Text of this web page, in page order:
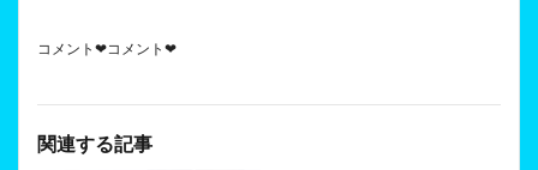
コメント❤コメント❤
関連する記事